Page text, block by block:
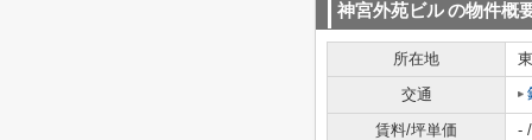
神宮外苑ビルの物件概
所在地
交通
賃料/坪単価
-